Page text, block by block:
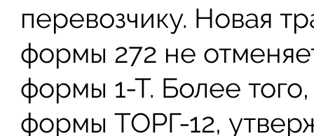
перевозчику. Новая
формы 272 не
формы 1-Т. Более
формы ТОРГ-12,